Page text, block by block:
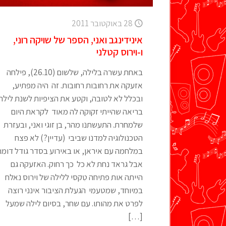
28 באוקטובר 2011
אינידינגב ואני, הספר של שויקה רוני,
ו-וירוס קטלני
באחת עשרה בלילה, שלשום (26.10), פילחה
אזעקה את רחובות רחובות. זה היה מפתיע,
ובכלל לא לטובה, וקטע את הציפיות לשנת
בריאה שהייתי זקוקה לה מאוד לקראת היום
שלמחרת. התעשתנו מהר, בן זוגי ואני, ובעזרת
הטכנולוגיה למדנו שביבי (עדיין?) לא פצח
במלחמה עם איראן, או באירוע בסדר גודל
אבל גראד נחת לא כל כך רחוק. האזעקה גם
הייתה אות פתיחה טִקסי ללילה של וירוס נאלח
במיוחד, שמטעמי הגעלת הציבור אינני רוצה
לפרט את מהותו. עם שחר, בסיום לילה שמעל
[…]